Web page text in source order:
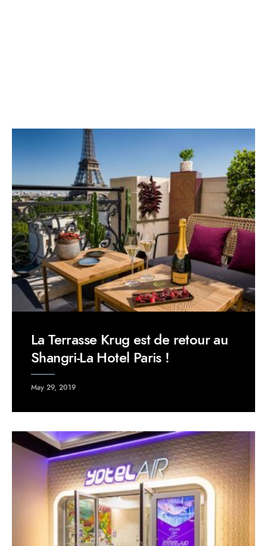
La Terrasse Krug est de retour au
Shangri-La Hotel Paris !
May 29, 2019